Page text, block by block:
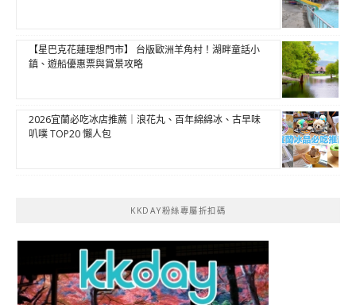
【星巴克花蓮理想門市】 台版歐洲羊角村！湖畔童話小
鎮、遊船優惠票與賞景攻略
2026宜蘭必吃冰店推薦｜浪花丸、百年綿綿冰、古早味
叭噗 TOP20 懶人包
KKDAY粉絲專屬折扣碼